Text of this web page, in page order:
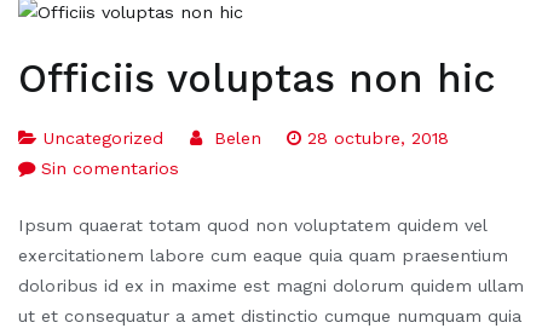
Officiis voluptas non hic
Uncategorized Belen
28 octubre, 2018
Sin comentarios
Ipsum quaerat totam quod non voluptatem quidem vel
exercitationem labore cum eaque quia quam praesentium
doloribus id ex in maxime est magni dolorum quidem ullam
ut et consequatur a amet distinctio cumque numquam quia